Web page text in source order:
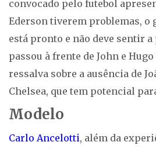
convocado pelo futebol
Ederson tiverem problemas, o
está pronto e não deve sentir
passou à frente de John e Hugo
ressalva sobre a ausência de
Chelsea, que tem potencial
Modelo
Carlo Ancelotti, além da